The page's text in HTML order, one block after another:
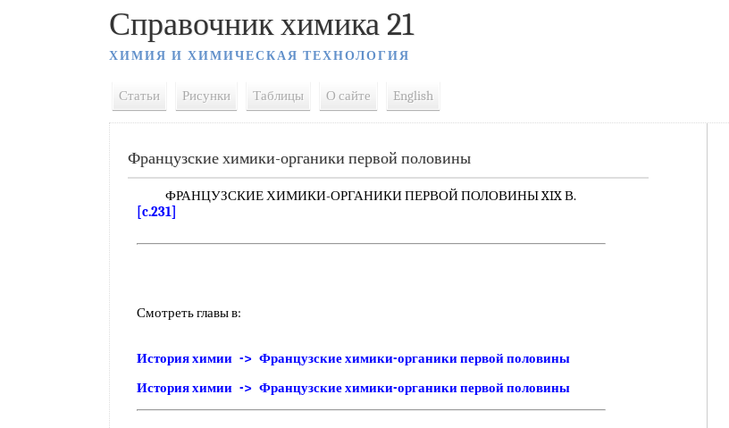
Справочник химика 21
ХИМИЯ И ХИМИЧЕСКАЯ ТЕХНОЛОГИЯ
Статьи Рисунки Таблицы О сайте English
Французские химики-органики первой половины
ФРАНЦУЗСКИЕ ХИМИКИ-ОРГАНИКИ ПЕРВОЙ ПОЛОВИНЫ XIX В.
[c.231]
Смотреть главы в:
История химии -> Французские химики-органики первой половины
История химии -> Французские химики-органики первой половины